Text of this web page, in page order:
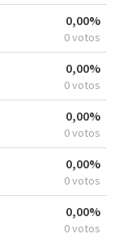
0,00%
0 votos
0,00%
0 votos
0,00%
0 votos
0,00%
0 votos
0,00%
0 votos